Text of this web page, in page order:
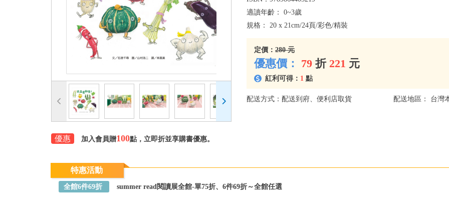
優惠 加入會員贈100點，立即折並享購書優惠。
適讀年齡： 0~3歲
規格： 20 x 21cm/24頁/彩色/精裝
定價： 280 元
優惠價： 79 折 221 元
紅利可得： 1 點
配送方式：配送到府、便利店取貨 配送地區： 台灣
特惠活動
全館6件69折 summer read閱讀展全館-單75折、6件69折～全館任選